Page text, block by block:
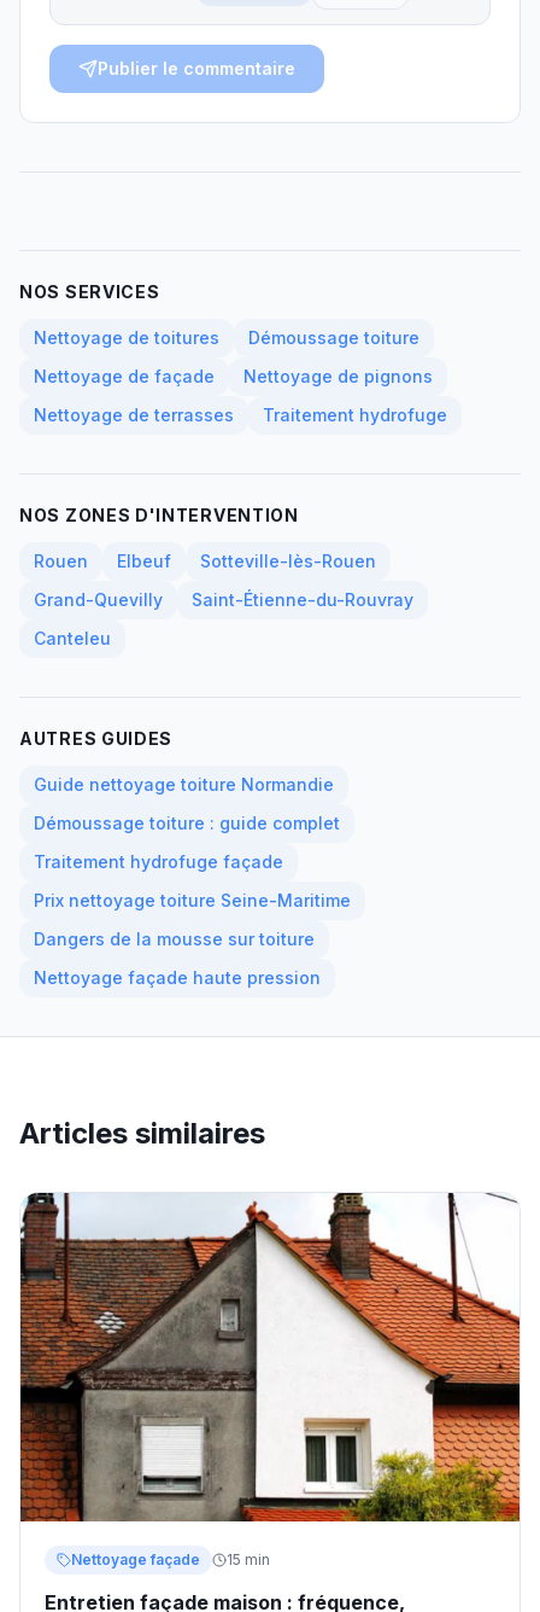
Publier le commentaire
NOS SERVICES
Nettoyage de toitures
Démoussage toiture
Nettoyage de façade
Nettoyage de pignons
Nettoyage de terrasses
Traitement hydrofuge
NOS ZONES D'INTERVENTION
Rouen Elbeuf
Sotteville-lès-Rouen
Grand-Quevilly
Saint-Étienne-du-Rouvray
Canteleu
AUTRES GUIDES
Guide nettoyage toiture Normandie
Démoussage toiture : guide complet
Traitement hydrofuge façade
Prix nettoyage toiture Seine-Maritime
Dangers de la mousse sur toiture
Nettoyage façade haute pression
Articles similaires
Nettoyage façade 15 min
Entretien façade maison : fréquence,